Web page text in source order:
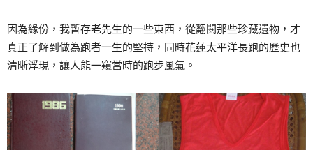
因為緣份，我暫存老先生的一些東西，從翻閱那些珍藏遺物，才
真正了解到做為跑者一生的堅持，同時花蓮太平洋長跑的歷史也
清晰浮現，讓人能一窺當時的跑步風氣。